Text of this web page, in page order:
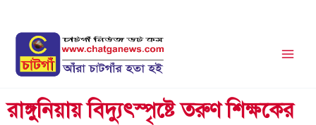
content
রাঙ্গুনিয়ায় বিদ্যুৎস্পৃষ্টে তরুণ শিক্ষকের